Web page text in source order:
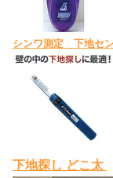
シンワ測定 下地セ
下地探し どこ太